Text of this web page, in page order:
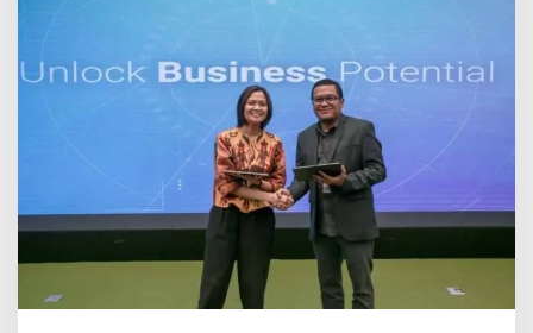
D
A
k
U
K
n